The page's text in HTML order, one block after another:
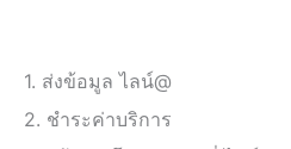
1. ส่งข้อมูล ไลน์@
2. ชำระค่าบริการ